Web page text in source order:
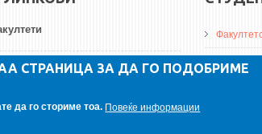
ДА Винчи
СТРАНИЦА ЗА ДА ГО ПОДОБРИМЕ
да го сториме тоа. Повеќе информации